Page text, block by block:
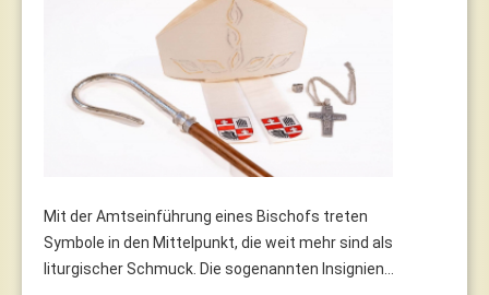
Mit der Amtseinführung eines Bischofs treten
Symbole in den Mittelpunkt, die weit mehr sind als
liturgischer Schmuck. Die sogenannten Insignien...